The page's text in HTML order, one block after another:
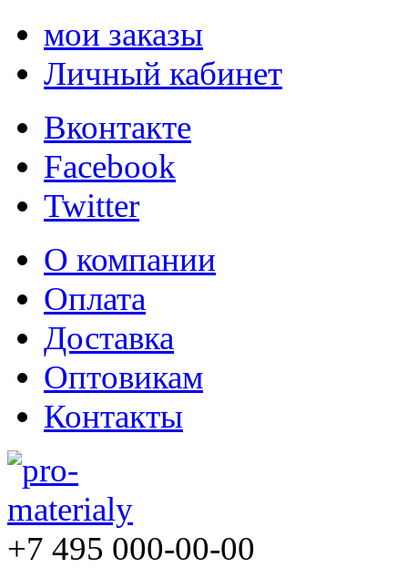
мои заказы
Личный кабинет
Вконтакте
Facebook
Twitter
О компании
Оплата
Доставка
Оптовикам
Контакты
+7 495 000-00-00